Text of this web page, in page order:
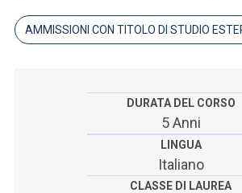
SEI UN DOCENTE O UN MEMBRO DELLO STAFF
AMMISSIONI CON TITOLO DI STUDIO
DURATA DEL CORSO
5 Anni
LINGUA
Italiano
CLASSE DI LAUREA